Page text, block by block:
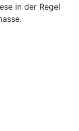
in der Regel